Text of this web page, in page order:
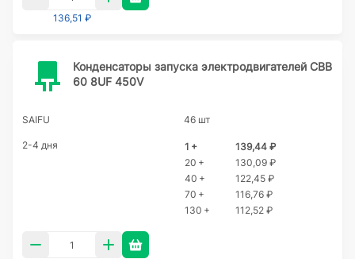
136,51 ₽
Конденсаторы запуска электродвигателей CBB
60 8UF 450V
SAIFU 46 шт
2-4 дня 1 +
139,44 ₽
20 +
130,09 ₽
40 +
122,45 ₽
70 +
116,76 ₽
130 +
112,52 ₽